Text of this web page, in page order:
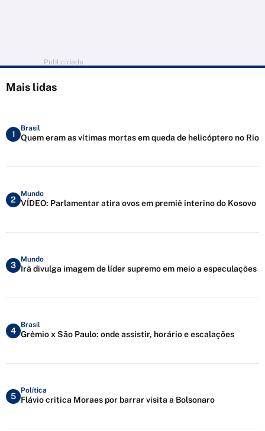
Publicidade
Mais lidas
1
Brasil
Quem eram as vítimas mortas em queda de helicóptero no Rio
2
Mundo
VÍDEO: Parlamentar atira ovos em premiê interino do Kosovo
3
Mundo
Irã divulga imagem de líder supremo em meio a especulações
4
Brasil
Grêmio x São Paulo: onde assistir, horário e escalações
5
Política
Flávio critica Moraes por barrar visita a Bolsonaro